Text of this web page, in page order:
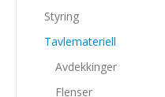
Styring
Tavlemateriell
Avdekkinger
Flenser